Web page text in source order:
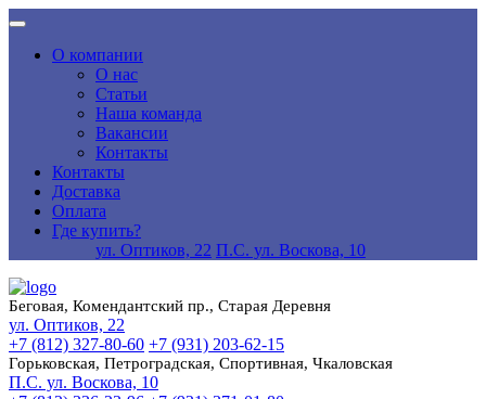
О компании
О нас
Статьи
Наша команда
Вакансии
Контакты
Контакты
Доставка
Оплата
Где купить?
ул. Оптиков, 22 П.С. ул. Воскова, 10
Беговая, Комендантский пр., Старая Деревня
ул. Оптиков, 22
+7 (812) 327-80-60 +7 (931) 203-62-15
Горьковская, Петроградская, Спортивная, Чкаловская
П.С. ул. Воскова, 10